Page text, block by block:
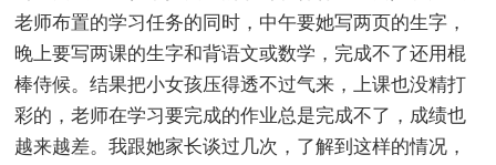
老师布置的学习任务的同时，中午要她写两页的生字，
晚上要写两课的生字和背语文或数学，完成不了还用棍
棒侍候。结果把小女孩压得透不过气来，上课也没精打
彩的，老师在学习要完成的作业总是完成不了，成绩也
越来越差。我跟她家长谈过几次，了解到这样的情况，